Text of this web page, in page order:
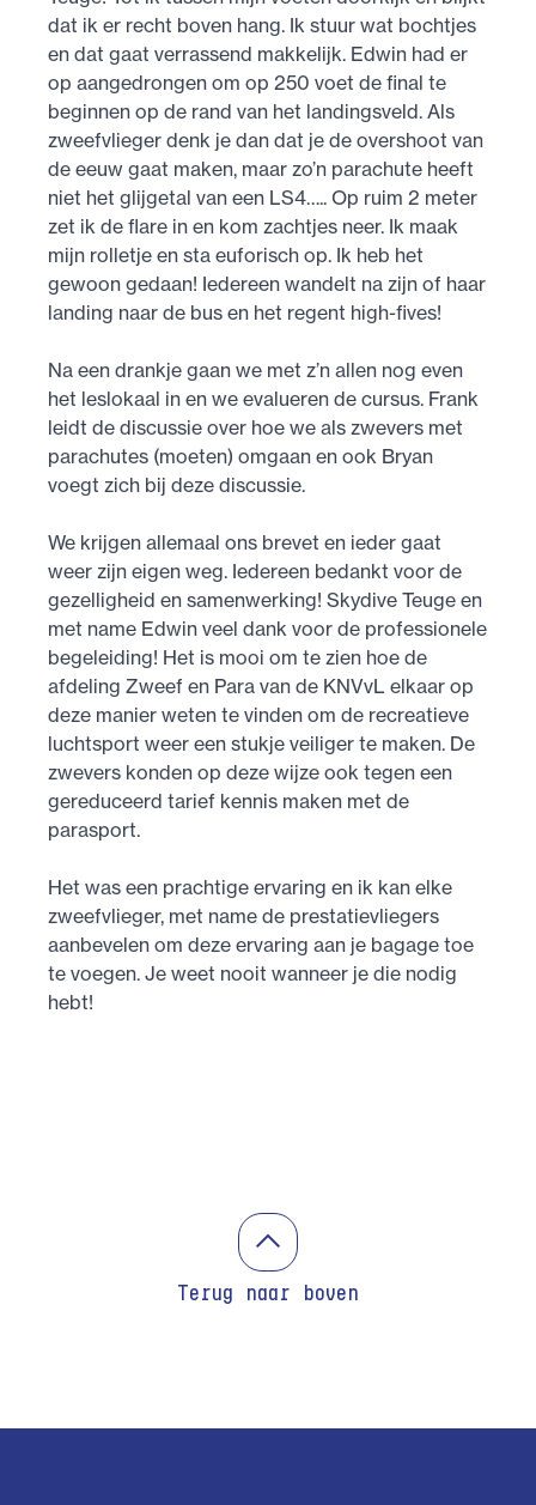
dat ik er recht boven hang. Ik stuur wat bochtjes
en dat gaat verrassend makkelijk. Edwin had er
op aangedrongen om op 250 voet de final te
beginnen op de rand van het landingsveld. Als
zweefvlieger denk je dan dat je de overshoot van
de eeuw gaat maken, maar zo’n parachute heeft
niet het glijgetal van een LS4….. Op ruim 2 meter
zet ik de flare in en kom zachtjes neer. Ik maak
mijn rolletje en sta euforisch op. Ik heb het
gewoon gedaan! Iedereen wandelt na zijn of haar
landing naar de bus en het regent high-fives!
Na een drankje gaan we met z’n allen nog even
het leslokaal in en we evalueren de cursus. Frank
leidt de discussie over hoe we als zwevers met
parachutes (moeten) omgaan en ook Bryan
voegt zich bij deze discussie.
We krijgen allemaal ons brevet en ieder gaat
weer zijn eigen weg. Iedereen bedankt voor de
gezelligheid en samenwerking! Skydive Teuge en
met name Edwin veel dank voor de professionele
begeleiding! Het is mooi om te zien hoe de
afdeling Zweef en Para van de KNVvL elkaar op
deze manier weten te vinden om de recreatieve
luchtsport weer een stukje veiliger te maken. De
zwevers konden op deze wijze ook tegen een
gereduceerd tarief kennis maken met de
parasport.
Het was een prachtige ervaring en ik kan elke
zweefvlieger, met name de prestatievliegers
aanbevelen om deze ervaring aan je bagage toe
te voegen. Je weet nooit wanneer je die nodig
hebt!
Terug naar boven